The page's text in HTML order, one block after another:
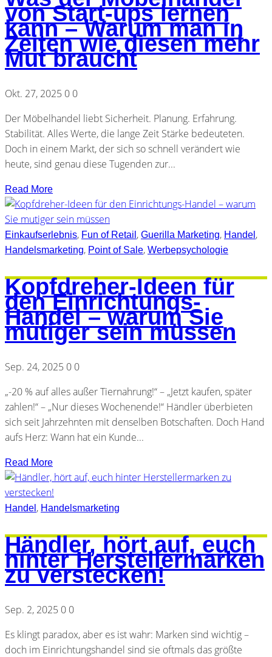
von Start-ups lernen
kann – Warum man in
Zeiten wie diesen mehr
Mut braucht
Okt. 27, 2025 0 0
Der Möbelhandel liebt Sicherheit. Planung. Erfahrung.
Stabilität. Alles Werte, die lange Zeit Stärke bedeuteten.
Doch in einem Markt, der sich so schnell verändert wie
heute, sind genau diese Tugenden zur...
Read More
Einkaufserlebnis, Fun of Retail , Guerilla Marketing, Handel ,
Handelsmarketing, Point of Sale, Werbepsychologie
Kopfdreher-Ideen für
den Einrichtungs-
Handel – warum Sie
mutiger sein müssen
Sep. 24, 2025 0 0
„-20 % auf alles außer Tiernahrung!“ – „Jetzt kaufen, später
zahlen!“ – „Nur dieses Wochenende!“ Händler überbieten
sich seit Jahrzehnten mit denselben Botschaften. Doch Hand
aufs Herz: Wann hat ein Kunde...
Read More
Handel , Handelsmarketing
Händler, hört auf, euch
hinter Herstellermarken
zu verstecken!
Sep. 2, 2025 0 0
Es klingt paradox, aber es ist wahr: Marken sind wichtig –
doch im Einrichtungshandel sind sie oftmals das größte